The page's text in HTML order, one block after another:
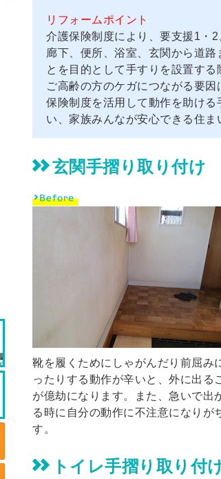
リフォームポイント
介護保険制度により、要支援1・
廊下、便所、浴室、玄関から道
とを目的として手すりを設置する
ご高齢の方のケガにつながる要
保険制度を活用して動作を助け
い、家族みんなが安心できる住ま
玄関手摺り取り付け
靴を履くためにしゃがんだり前屈み
ったりする動作が辛いと、外に出る
が億劫になります。また、急いで出
る時に自分の動作に不注意になりが
す。
トイレ手摺り取り付